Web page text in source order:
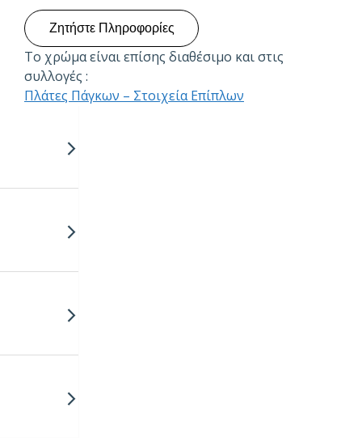
Ζητήστε Πληροφορίες
Το χρώμα είναι επίσης διαθέσιμο και στις
συλλογές :
Πλάτες Πάγκων – Στοιχεία Επίπλων